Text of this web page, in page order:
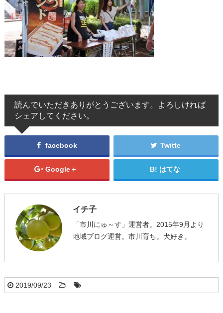
読んでいただきありがとうございます。よろしければ
シェアしてください。
facebook Twitte
Google＋ はてな
イチ子
「市川にゅ～す」運営者。2015年9月より
地域ブログ運営。市川育ち。犬好き。
2019/09/23